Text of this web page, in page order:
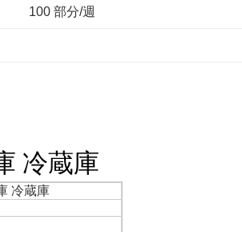
100 部分/週
冷蔵庫
冷蔵庫